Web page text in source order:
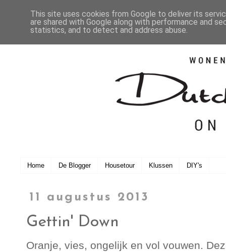
Home De Blogger Housetour Klussen DIY's
11 augustus 2013
Gettin' Down
Oranje, vies, ongelijk en vol vouwen.
This site uses cookies from Google to deliver its
are shared with Google along with performance and
statistics, and to detect and address abuse.